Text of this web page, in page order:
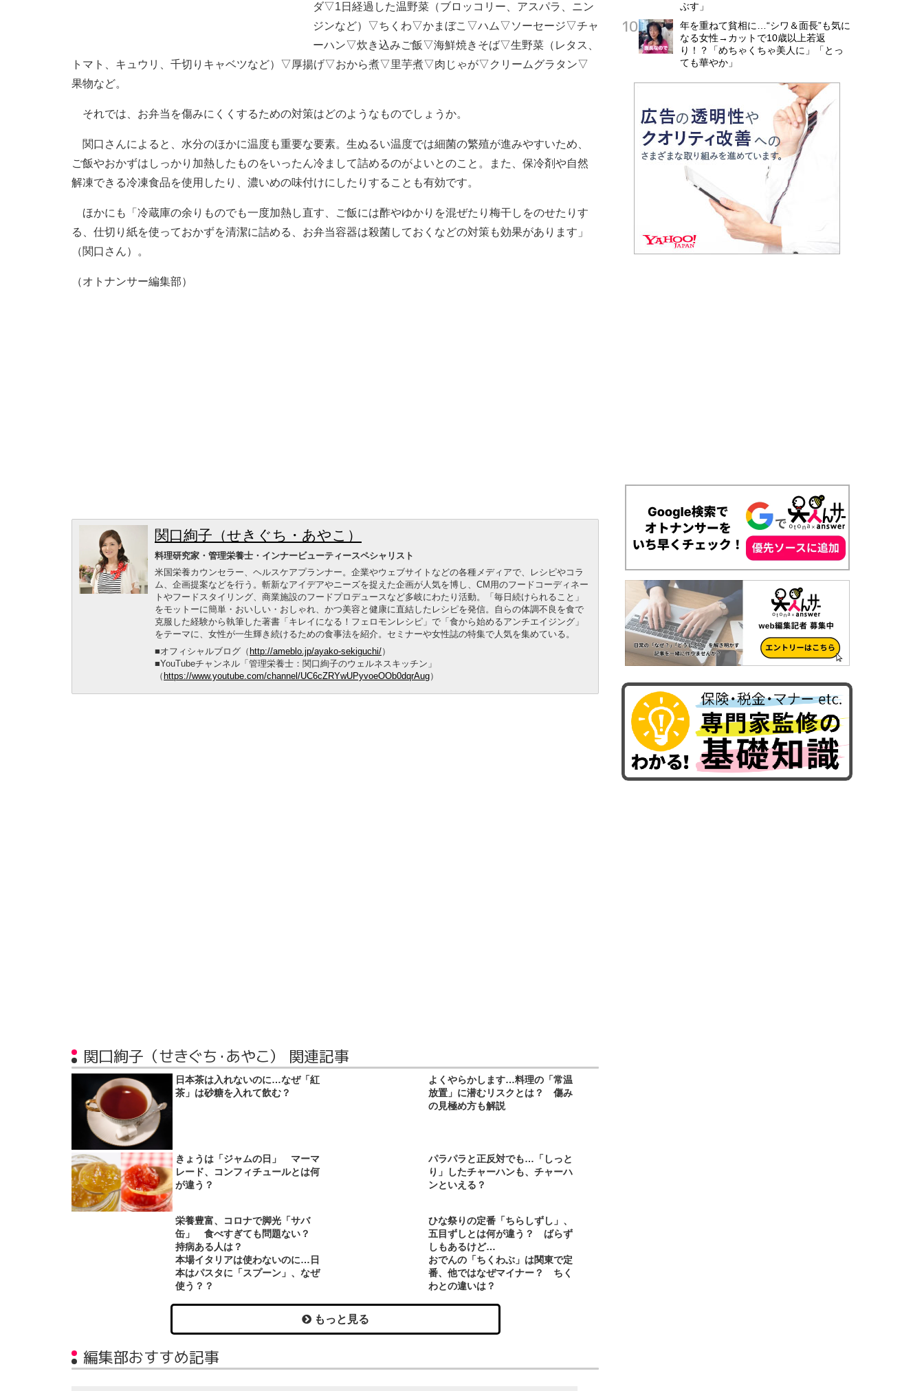
ダ▽1日経過した温野菜（ブロッコリー、アスパラ、ニン
ジンなど）▽ちくわ▽かまぼこ▽ハム▽ソーセージ▽チャ
ーハン▽炊き込みご飯▽海鮮焼きそば▽生野菜（レタス、
トマト、キュウリ、千切りキャベツなど）▽厚揚げ▽おから煮▽里芋煮▽肉じゃが▽クリームグラタン▽
果物など。
それでは、お弁当を傷みにくくするための対策はどのようなものでしょうか。
関口さんによると、水分のほかに温度も重要な要素。生ぬるい温度では細菌の繁殖が進みやすいため、
ご飯やおかずはしっかり加熱したものをいったん冷まして詰めるのがよいとのこと。また、保冷剤や自然
解凍できる冷凍食品を使用したり、濃いめの味付けにしたりすることも有効です。
ほかにも「冷蔵庫の余りものでも一度加熱し直す、ご飯には酢やゆかりを混ぜたり梅干しをのせたりす
る、仕切り紙を使っておかずを清潔に詰める、お弁当容器は殺菌しておくなどの対策も効果があります」
（関口さん）。
（オトナンサー編集部）
関口絢子（せきぐち・あやこ）
料理研究家・管理栄養士・インナービューティースペシャリスト
米国栄養カウンセラー、ヘルスケアプランナー。企業やウェブサイトなどの各種メディアで、レシピやコラ
ム、企画提案などを行う。斬新なアイデアやニーズを捉えた企画が人気を博し、CM用のフードコーディネー
トやフードスタイリング、商業施設のフードプロデュースなど多岐にわたり活動。「毎日続けられること」
をモットーに簡単・おいしい・おしゃれ、かつ美容と健康に直結したレシピを発信。自らの体調不良を食で
克服した経験から執筆した著書「キレイになる！フェロモンレシピ」で「食から始めるアンチエイジング」
をテーマに、女性が一生輝き続けるための食事法を紹介。セミナーや女性誌の特集で人気を集めている。
■オフィシャルブログ（ http://ameblo.jp/ayako-sekiguchi/）
■YouTubeチャンネル「管理栄養士：関口絢子のウェルネスキッチン」
（ https://www.youtube.com/channel/UC6cZRYwUPyvoeOOb0dqrAug）
関口絢子（せきぐち・あやこ） 関連記事
日本茶は入れないのに…なぜ「紅
茶」は砂糖を入れて飲む？
よくやらかします…料理の「常温
放置」に潜むリスクとは？ 傷み
の見極め方も解説
きょうは「ジャムの日」 マーマ
レード、コンフィチュールとは何
が違う？
パラパラと正反対でも…「しっと
り」したチャーハンも、チャーハ
ンといえる？
栄養豊富、コロナで脚光「サバ
缶」 食べすぎても問題ない？
持病ある人は？
ひな祭りの定番「ちらしずし」、
五目ずしとは何が違う？ ばらず
しもあるけど…
本場イタリアは使わないのに…日
本はパスタに「スプーン」、なぜ
使う？？
おでんの「ちくわぶ」は関東で定
番、他ではなぜマイナー？ ちく
わとの違いは？
もっと見る
編集部おすすめ記事
ぶす」
年を重ねて貧相に…“シワ＆面長”も気に
なる女性→カットで10歳以上若返
り！？「めちゃくちゃ美人に」「とっ
ても華やか」